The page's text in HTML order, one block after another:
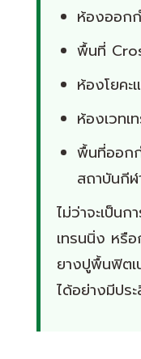
ห้องออก
พื้นที่
ห้องโยคะ
ห้องเวทเ
พื้นที่ออกก
สถาบันกีฬ
ไม่ว่าจะเป็น
เทรนนิ่ง หรื
ยางปูพื้นฟิตเ
ได้อย่างมีปร